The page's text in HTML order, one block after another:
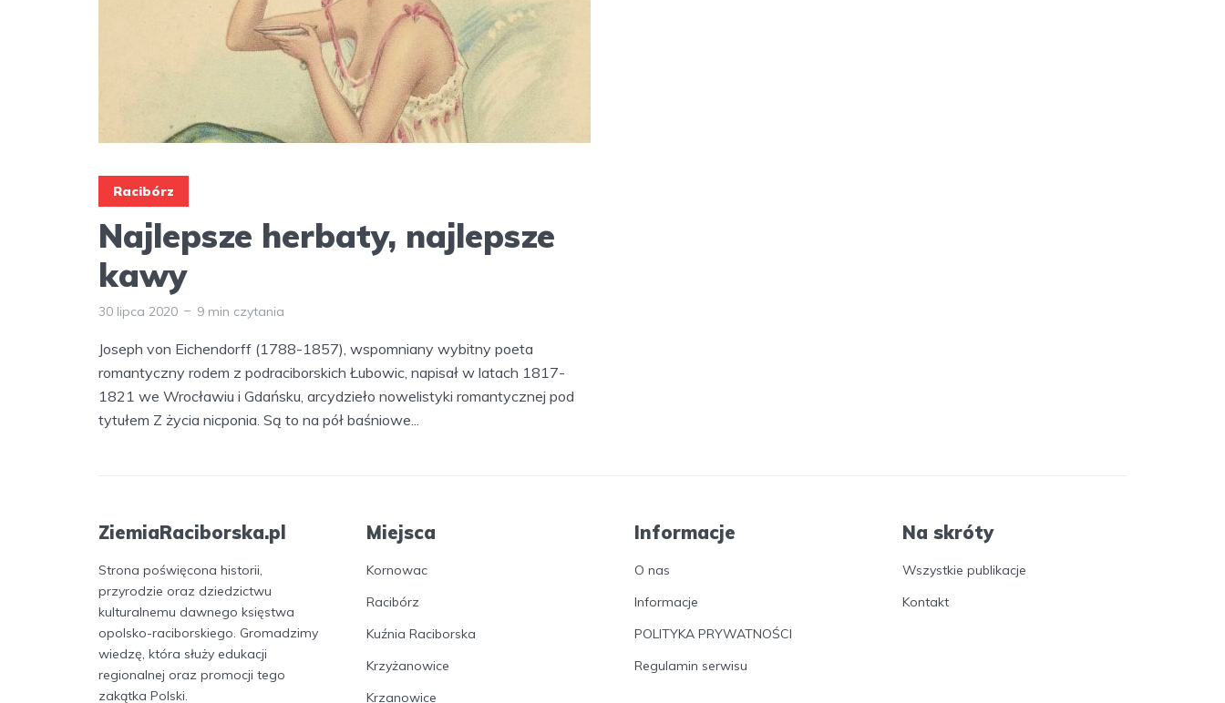
Racibórz
Najlepsze herbaty, najlepsze
kawy
30 lipca 2020 9 min czytania
Joseph von Eichendorff (1788-1857), wspomniany wybitny poeta
romantyczny rodem z podraciborskich Łubowic, napisał w latach 1817-
1821 we Wrocławiu i Gdańsku, arcydzieło nowelistyki romantycznej pod
tytułem Z życia nicponia. Są to na pół baśniowe...
ZiemiaRaciborska.pl
Strona poświęcona historii,
przyrodzie oraz dziedzictwu
kulturalnemu dawnego księstwa
opolsko-raciborskiego. Gromadzimy
wiedzę, która służy edukacji
regionalnej oraz promocji tego
zakątka Polski.
Miejsca
Kornowac
Racibórz
Kuźnia Raciborska
Krzyżanowice
Krzanowice
Informacje
O nas
Informacje
POLITYKA PRYWATNOŚCI
Regulamin serwisu
Na skróty
Wszystkie publikacje
Kontakt